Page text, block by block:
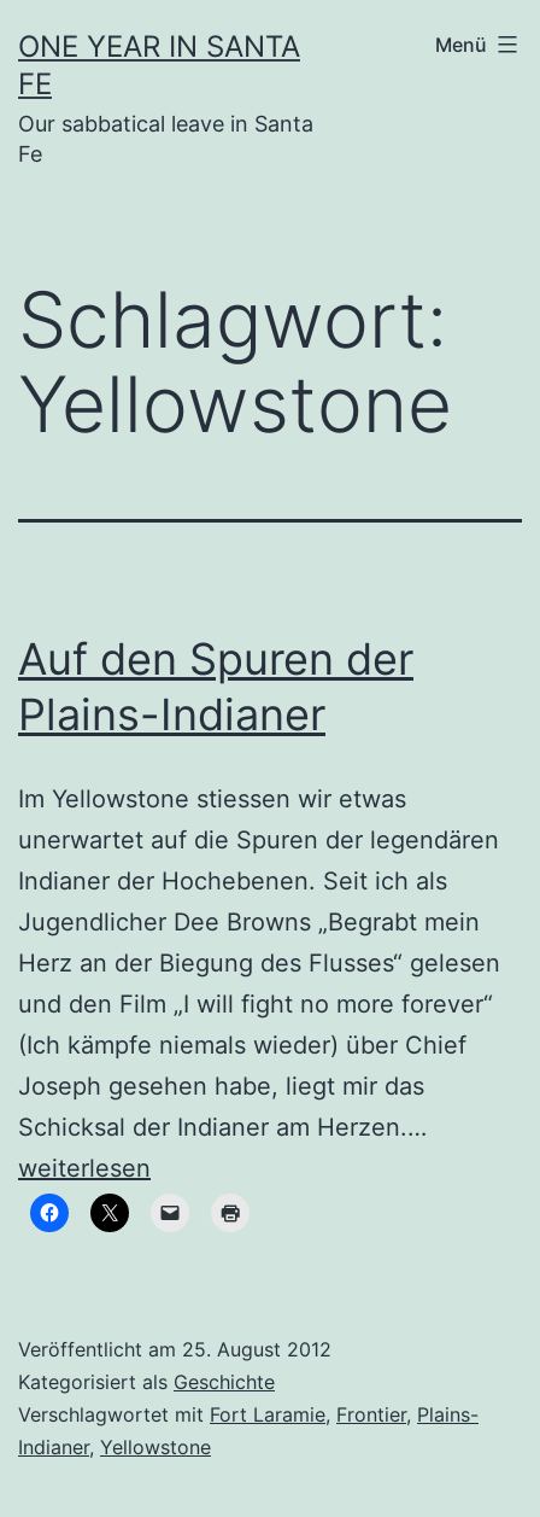
Inhalt
springen
ONE YEAR IN SANTA
FE
Our sabbatical leave in Santa
Fe
Menü
Schlagwort:
Yellowstone
Auf den Spuren der
Plains-Indianer
Im Yellowstone stiessen wir etwas
unerwartet auf die Spuren der legendären
Indianer der Hochebenen. Seit ich als
Jugendlicher Dee Browns „Begrabt mein
Herz an der Biegung des Flusses“ gelesen
und den Film „I will fight no more forever“
(Ich kämpfe niemals wieder) über Chief
Joseph gesehen habe, liegt mir das
Schicksal der Indianer am Herzen.…
weiterlesen
Veröffentlicht am 25. August 2012
Kategorisiert als Geschichte
Verschlagwortet mit Fort Laramie, Frontier, Plains-
Indianer, Yellowstone